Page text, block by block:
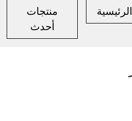
منتجات
أحدث
الرئيسية